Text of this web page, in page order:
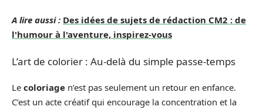
A lire aussi : Des idées de sujets de rédaction CM2 : de
l'humour à l'aventure, inspirez-vous
L’art de colorier : Au-delà du simple passe-temps
Le coloriage n’est pas seulement un retour en enfance.
C’est un acte créatif qui encourage la concentration et la